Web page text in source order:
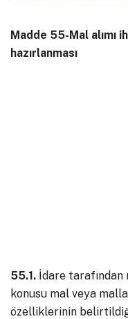
Madde 55-Mal alımı
hazırlanması
55.1. İdare tarafından
konusu mal veya
özelliklerinin